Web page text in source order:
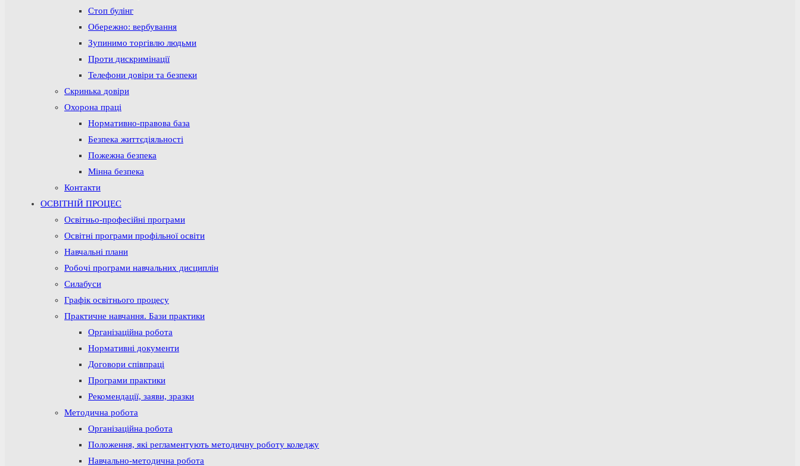
Стоп булінг
Обережно: вербування
Зупинимо торгівлю людьми
Проти дискримінації
Телефони довіри та безпеки
Скринька довіри
Охорона праці
Нормативно-правова база
Безпека життєдіяльності
Пожежна безпека
Мінна безпека
Контакти
ОСВІТНІЙ ПРОЦЕС
Освітньо-професійні програми
Освітні програми профільної освіти
Навчальні плани
Робочі програми навчальних дисциплін
Силабуси
Графік освітнього процесу
Практичне навчання. Бази практики
Організаційна робота
Нормативні документи
Договори співпраці
Програми практики
Рекомендації, заяви, зразки
Методична робота
Організаційна робота
Положення, які регламентують методичну роботу коледжу
Навчально-методична робота